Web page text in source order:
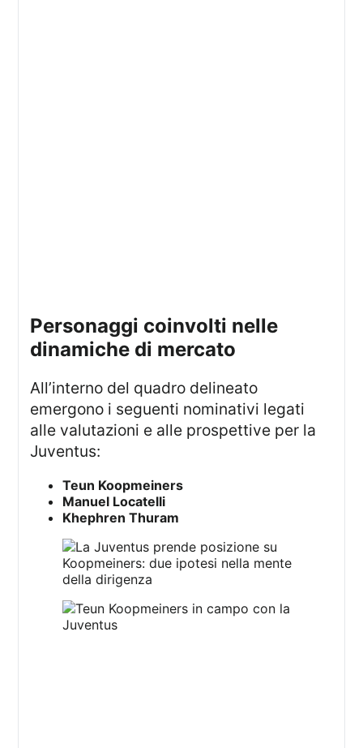
personaggi coinvolti nelle
dinamiche di mercato
All’interno del quadro delineato
emergono i seguenti nominativi legati
alle valutazioni e alle prospettive per la
Juventus:
Teun Koopmeiners
Manuel Locatelli
Khephren Thuram